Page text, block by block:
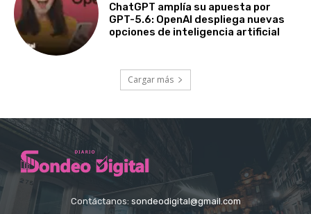
ChatGPT amplía su apuesta por
GPT-5.6: OpenAI despliega nuevas
opciones de inteligencia artificial
Cargar más
Contáctanos: sondeodigital@gmail.com